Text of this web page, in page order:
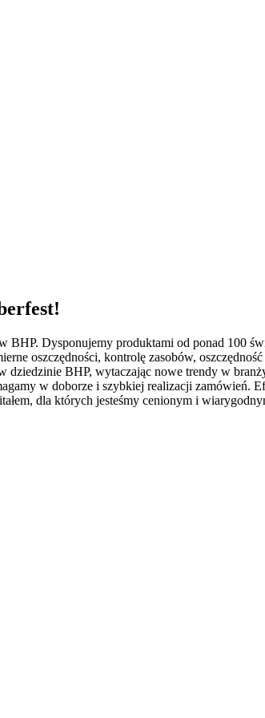
Dysponujemy produktami od ponad 100
oszczędności, kontrolę zasobów,
BHP, wytaczając nowe trendy w
w doborze i szybkiej realizacji zamówień.
dla których jesteśmy cenionym i